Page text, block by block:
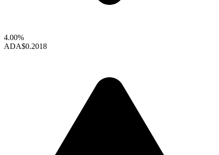
4.00%
ADA$0.2018